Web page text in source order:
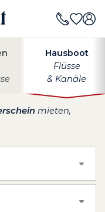
Hausboot
Flüsse
& Kanäle
mieten,